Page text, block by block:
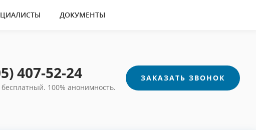
ДОКУМЕНТЫ
407-52-24
100% анонимность.
ЗАКАЗАТЬ ЗВОНОК